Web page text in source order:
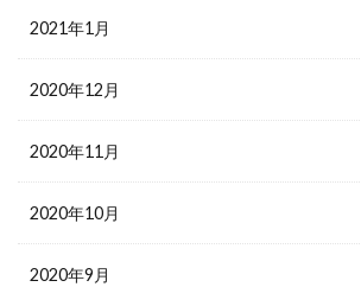
2021年1月
2020年12月
2020年11月
2020年10月
2020年9月